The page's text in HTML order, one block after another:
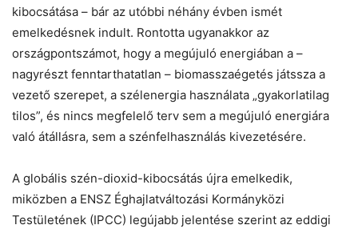
kibocsátása – bár az utóbbi néhány évben ismét
emelkedésnek indult. Rontotta ugyanakkor az
országpontszámot, hogy a megújuló energiában a –
nagyrészt fenntarthatatlan – biomasszaégetés játssza a
vezető szerepet, a szélenergia használata „gyakorlatilag
tilos”, és nincs megfelelő terv sem a megújuló energiára
való átállásra, sem a szénfelhasználás kivezetésére.
A globális szén-dioxid-kibocsátás újra emelkedik,
miközben a ENSZ Éghajlatváltozási Kormányközi
Testületének (IPCC) legújabb jelentése szerint az eddigi